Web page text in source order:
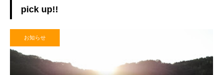
pick up!!
お知らせ